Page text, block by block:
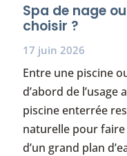
Spa de nage
choisir ?
17 juin 2026
Entre une piscine
d’abord de l’usage
piscine enterrée
naturelle pour
d’un grand plan